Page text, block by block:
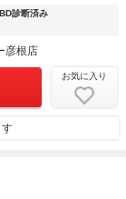
診断済み
彦根店
お気に入り